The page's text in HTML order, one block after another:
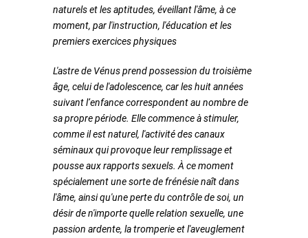
naturels et les aptitudes, éveillant l'âme, à ce
moment, par l'instruction, l'éducation et les
premiers exercices physiques
L'astre de Vénus prend possession du troisième
âge, celui de l'adolescence, car les huit années
suivant l’enfance correspondent au nombre de
sa propre période. Elle commence à stimuler,
comme il est naturel, l'activité des canaux
séminaux qui provoque leur remplissage et
pousse aux rapports sexuels. À ce moment
spécialement une sorte de frénésie naît dans
l'âme, ainsi qu'une perte du contrôle de soi, un
désir de n'importe quelle relation sexuelle, une
passion ardente, la tromperie et l'aveuglement